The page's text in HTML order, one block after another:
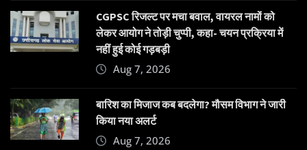
CGPSC रिजल्ट पर मचा बवाल, वायरल नामों को
लेकर आयोग ने तोड़ी चुप्पी, कहा- चयन प्रक्रिया में
नहीं हुई कोई गड़बड़ी
Aug 7, 2026
बारिश का मिजाज कब बदलेगा? मौसम विभाग ने जारी
किया नया अलर्ट
Aug 7, 2026